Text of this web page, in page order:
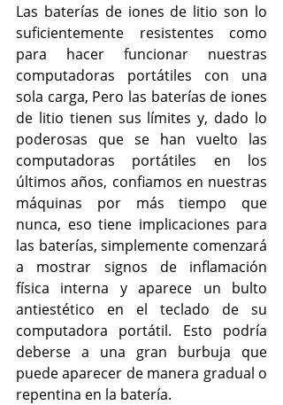
Las baterías de iones de litio son lo
suficientemente resistentes como
para hacer funcionar nuestras
computadoras portátiles con una
sola carga, Pero las baterías de iones
de litio tienen sus límites y, dado lo
poderosas que se han vuelto las
computadoras portátiles en los
últimos años, confiamos en nuestras
máquinas por más tiempo que
nunca, eso tiene implicaciones para
las baterías, simplemente comenzará
a mostrar signos de inflamación
física interna y aparece un bulto
antiestético en el teclado de su
computadora portátil. Esto podría
deberse a una gran burbuja que
puede aparecer de manera gradual o
repentina en la batería.